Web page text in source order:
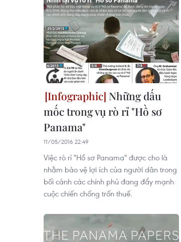
Những dấu
mốc trong vụ rò rỉ "Hồ sơ
Panama"
11/05/2016 22:49
Việc rò rỉ "Hồ sơ Panama" được cho là
nhằm bảo vệ lợi ích của người dân trong
bối cảnh các chính phủ đang đẩy mạnh
cuộc chiến chống trốn thuế.